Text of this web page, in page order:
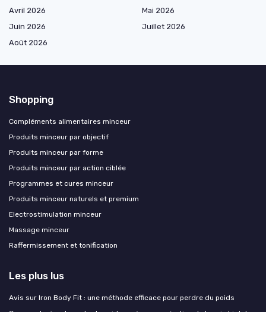
Avril 2026
Mai 2026
Juin 2026
Juillet 2026
Août 2026
Shopping
Compléments alimentaires minceur
Produits minceur par objectif
Produits minceur par forme
Produits minceur par action ciblée
Programmes et cures minceur
Produits minceur naturels et premium
Electrostimulation minceur
Massage minceur
Raffermissement et tonification
Les plus lus
Avis sur Iron Body Fit : une méthode efficace pour perdre du poids